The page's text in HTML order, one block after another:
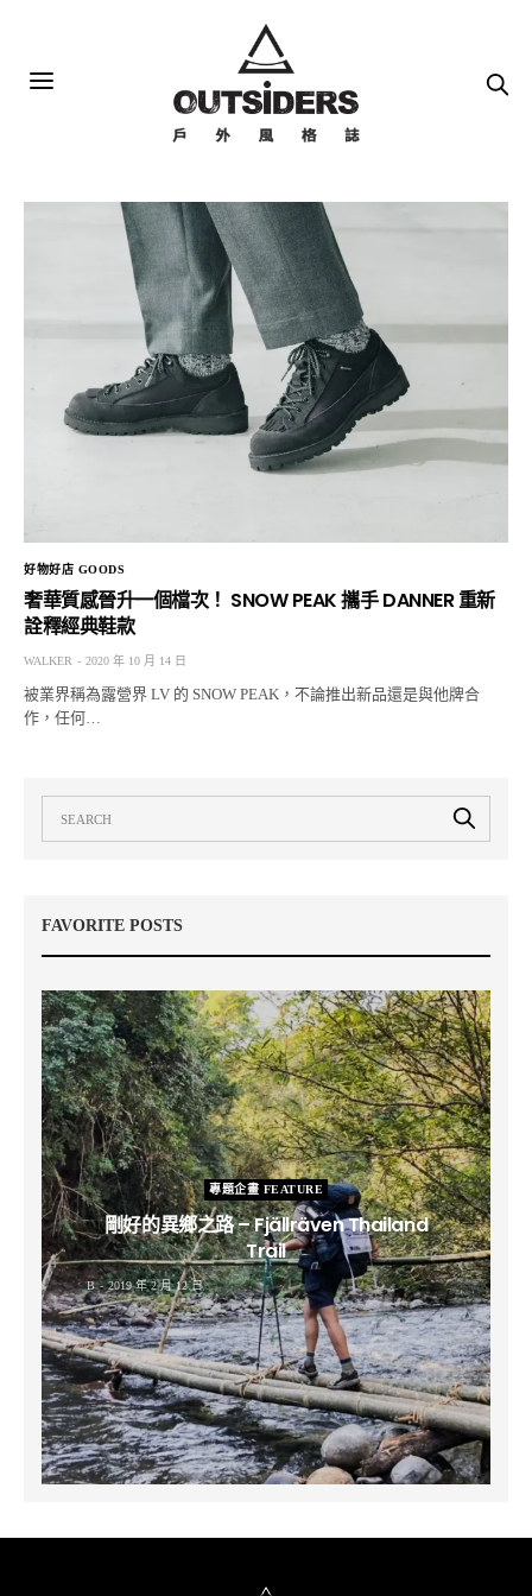
好物好店 GOODS
奢華質感晉升一個檔次！ SNOW PEAK 攜手 DANNER 重新
詮釋經典鞋款
WALKER 2020 年 10 月 14 日
被業界稱為露營界 LV 的 SNOW PEAK，不論推出新品還是與他牌合
作，任何…
FAVORITE POSTS
專題企畫 FEATURE
剛好的異鄉之路 – Fjällräven Thailand
Trail
B 2019 年 2 月 12 日